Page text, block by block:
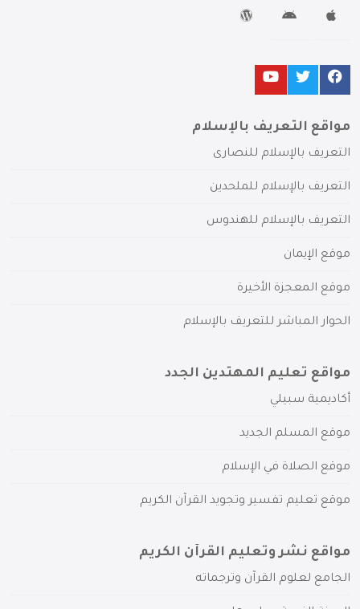
مواقع التعريف بالإسلام
التعريف بالإسلام للنصارى
التعريف بالإسلام للملحدين
التعريف بالإسلام للهندوس
موقع الإيمان
موقع المعجزة الأخيرة
الحوار المباشر للتعريف بالإسلام
مواقع تعليم المهتدين الجدد
أكاديمية سبيلي
موقع المسلم الجديد
موقع الصلاة في الإسلام
موقع تعليم تفسير وتجويد القرآن الكريم
مواقع نشر وتعليم القرآن الكريم
الجامع لعلوم القرآن وترجماته